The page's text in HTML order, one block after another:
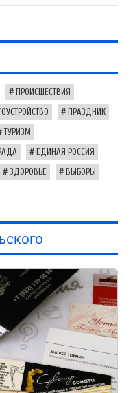
ПРОИСШЕСТВИЯ
ПРАЗДНИК
ТУРИЗМ
ЕДИНАЯ РОССИЯ
ЗДОРОВЬЕ ВЫБОРЫ